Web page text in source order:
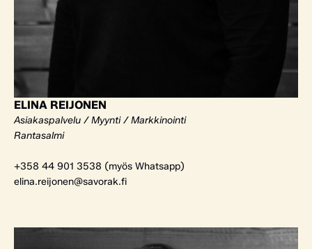
ELINA REIJONEN
Asiakaspalvelu / Myynti / Markkinointi
Rantasalmi
+358 44 901 3538 (myös Whatsapp)
elina.reijonen@savorak.fi